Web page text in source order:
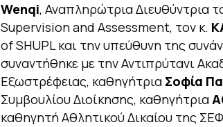
Wenqi, Αναπληρώτρια
Supervision and Assessment, τον κ.
of SHUPL και την υπεύθυνη της
συναντήθηκε με την Αντιπρύτανι
Εξωστρέφειας, καθηγήτρια Σοφία
Συμβουλίου Διοίκησης, καθηγήτρια
καθηγητή Αθλητικού Δικαίου της